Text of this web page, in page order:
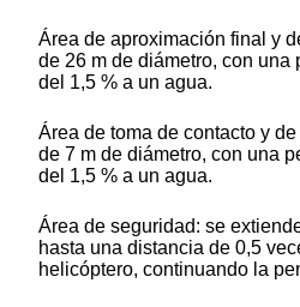
Área de aproximación final y
de 26 m de diámetro, con
del 1,5 % a un agua.
Área de toma de contacto y
de 7 m de diámetro, con una
del 1,5 % a un agua.
Área de seguridad: se
hasta una distancia de 0,5
helicóptero, continuando la